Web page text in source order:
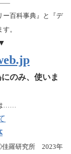
百科事典』と『デ
。
のみ、使いま
……
羅研究所 2023年